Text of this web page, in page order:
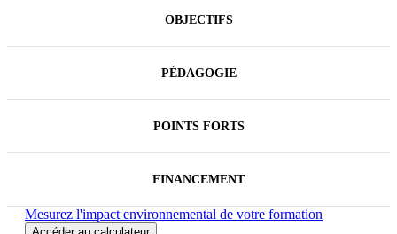
comment concilier ces objectifs qui peuvent paraître
achats constituent un effet de levier important vers
vertueux. Mettre en œuvre des achats durables
procède d'une certaine éthique, contribue à la qualité
totale des achats et participe à la performance
globale des organisations.
OBJECTIFS
PÉDAGOGIE
POINTS FORTS
FINANCEMENT
Mesurez l'impact environnemental de votre formation